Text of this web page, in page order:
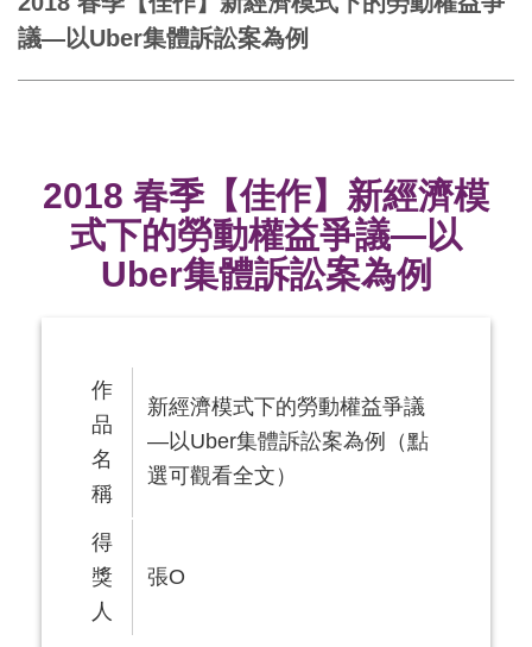
議—以Uber集體訴訟案為例
2018 春季【佳作】新經濟模
式下的勞動權益爭議—以
Uber集體訴訟案為例
作
品
名
稱
新經濟模式下的勞動權益爭議
—以Uber集體訴訟案為例
（點
選可觀看全文）
得
獎
人
張O